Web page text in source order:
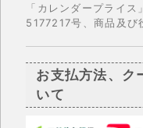
「カレンダープライ
5177217号、商品及び
お支払方法、ク
いて